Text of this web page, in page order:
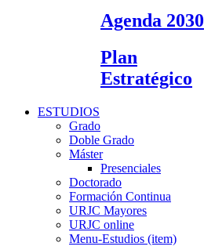
Agenda 2030
Plan
Estratégico
ESTUDIOS
Grado
Doble Grado
Máster
Presenciales
Doctorado
Formación Continua
URJC Mayores
URJC online
Menu-Estudios (item)